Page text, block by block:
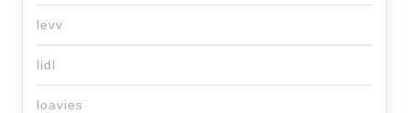
levv
lidl
loavies